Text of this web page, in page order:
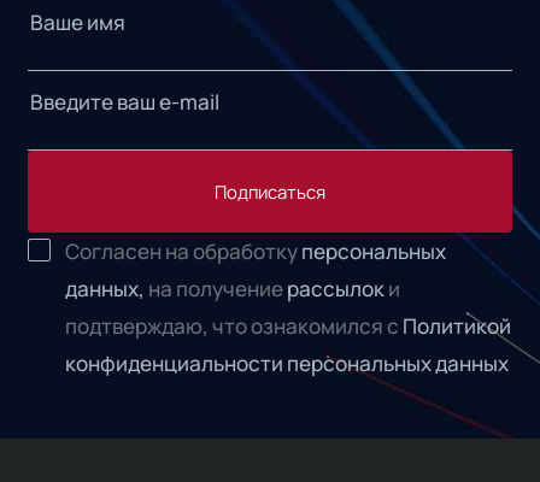
Подписаться
Согласен на обработкуперсональных
данных, на получениерассылоки
подтверждаю, что ознакомился с Политикой
конфиденциальности персональных данных